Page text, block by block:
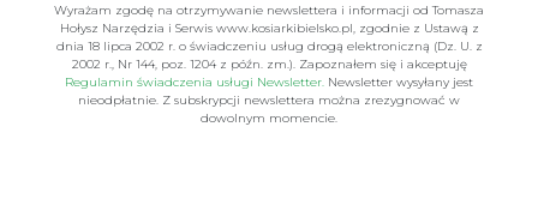
Wyrażam zgodę na otrzymywanie newslettera i informacji od Tomasza
Hołysz Narzędzia i Serwis www.kosiarkibielsko.pl, zgodnie z Ustawą z
dnia 18 lipca 2002 r. o świadczeniu usług drogą elektroniczną (Dz. U. z
2002 r., Nr 144, poz. 1204 z późn. zm.). Zapoznałem się i akceptuję
Regulamin świadczenia usługi Newsletter. Newsletter wysyłany jest
nieodpłatnie. Z subskrypcji newslettera można zrezygnować w
dowolnym momencie.